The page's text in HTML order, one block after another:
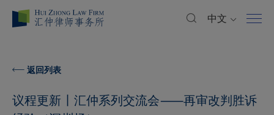
中文
返回列表
议程更新丨汇仲系列交流会⸺再审改判胜诉